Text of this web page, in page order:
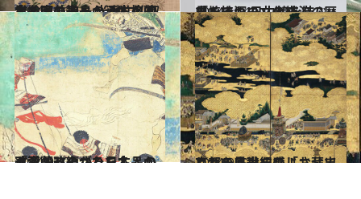
2014.10.29
大名家の子息から本格的な絵画の道へ 光琳に私淑した酒井抱一の洒脱な画業
カルチャー 2014.10.11
長くて深い文化交流の歴史を持つ 日中韓を結ぶ「焼きもの」の絆
カルチャー
2014.9.27
改変・改編された名品から浮かび上がる日本人の「愛蔵」のかたち
カルチャー 2014.9.13
京都の底力を感じさせてくれる 世紀の「お蔵出し」を見逃すな！
カルチャー